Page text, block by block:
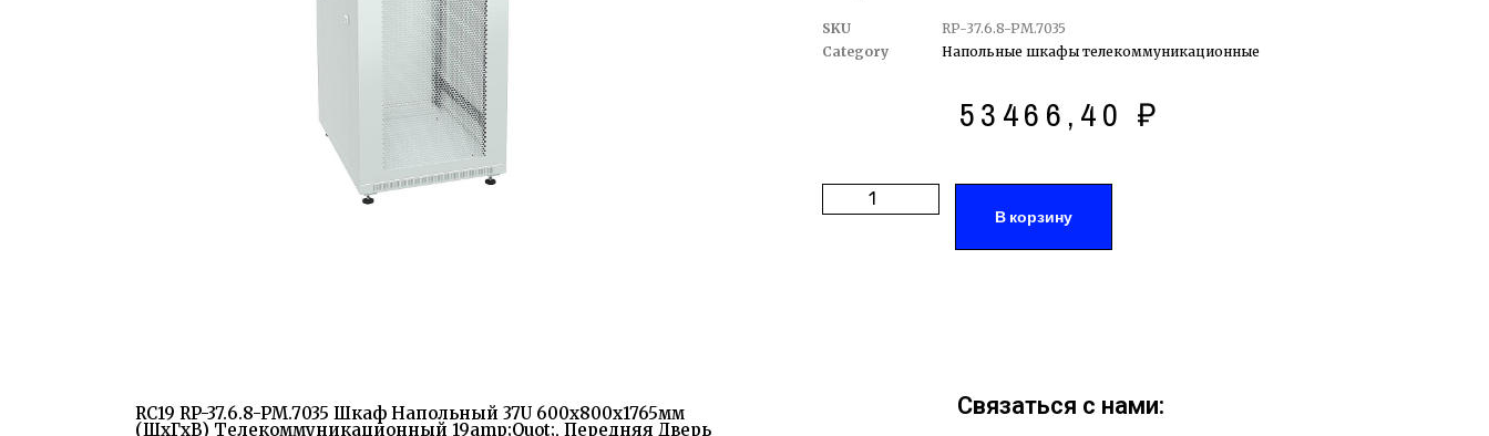
SKU
RP-37.6.8-PM.7035
Category
Напольные шкафы телекоммуникационные
53466,40 ₽
В корзину
RC19 RP-37.6.8-PM.7035 Шкаф Напольный 37U 600x800x1765мм
(ШхГхВ) Телекоммуникационный 19amp;quot;, Передняя Дверь
Связаться с нами: